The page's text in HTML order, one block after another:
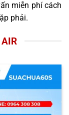
miễn phí cách
phải.